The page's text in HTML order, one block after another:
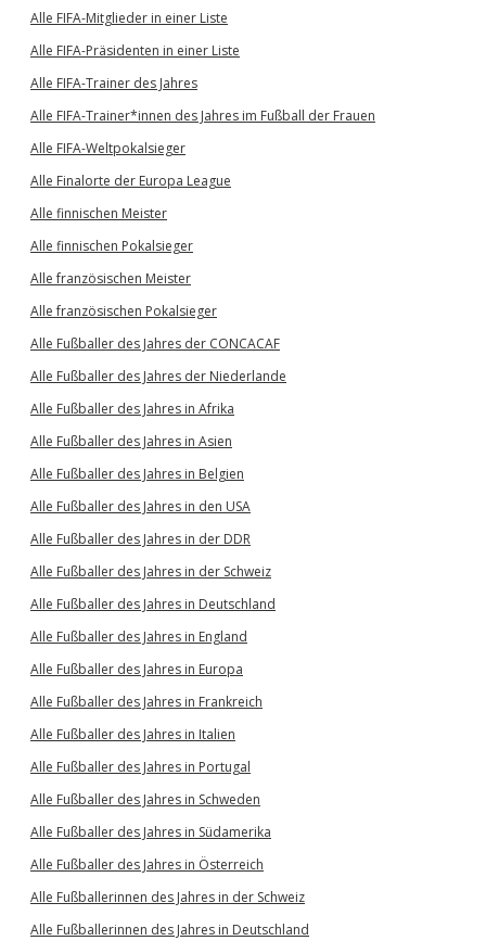
Alle FIFA-Mitglieder in einer Liste
Alle FIFA-Präsidenten in einer Liste
Alle FIFA-Trainer des Jahres
Alle FIFA-Trainer*innen des Jahres im Fußball der Frauen
Alle FIFA-Weltpokalsieger
Alle Finalorte der Europa League
Alle finnischen Meister
Alle finnischen Pokalsieger
Alle französischen Meister
Alle französischen Pokalsieger
Alle Fußballer des Jahres der CONCACAF
Alle Fußballer des Jahres der Niederlande
Alle Fußballer des Jahres in Afrika
Alle Fußballer des Jahres in Asien
Alle Fußballer des Jahres in Belgien
Alle Fußballer des Jahres in den USA
Alle Fußballer des Jahres in der DDR
Alle Fußballer des Jahres in der Schweiz
Alle Fußballer des Jahres in Deutschland
Alle Fußballer des Jahres in England
Alle Fußballer des Jahres in Europa
Alle Fußballer des Jahres in Frankreich
Alle Fußballer des Jahres in Italien
Alle Fußballer des Jahres in Portugal
Alle Fußballer des Jahres in Schweden
Alle Fußballer des Jahres in Südamerika
Alle Fußballer des Jahres in Österreich
Alle Fußballerinnen des Jahres in der Schweiz
Alle Fußballerinnen des Jahres in Deutschland